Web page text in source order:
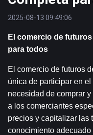
2025-08-13 09:49:06
El comercio de
para todos
El comercio de futuros
única de participar en
necesidad de comprar
a los comerciantes
precios y capitalizar las
conocimiento